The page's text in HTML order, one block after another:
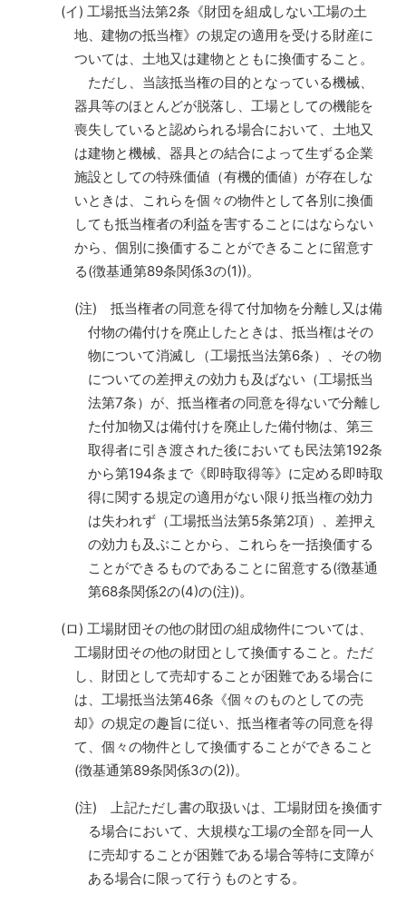
(イ) 工場抵当法第2条《財団を組成しない工場の土
地、建物の抵当権》の規定の適用を受ける財産に
ついては、土地又は建物とともに換価すること。
ただし、当該抵当権の目的となっている機械、
器具等のほとんどが脱落し、工場としての機能を
喪失していると認められる場合において、土地又
は建物と機械、器具との結合によって生ずる企業
施設としての特殊価値（有機的価値）が存在しな
いときは、これらを個々の物件として各別に換価
しても抵当権者の利益を害することにはならない
から、個別に換価することができることに留意す
る(徴基通第89条関係3の(1))。
(注) 抵当権者の同意を得て付加物を分離し又は備
付物の備付けを廃止したときは、抵当権はその
物について消滅し（工場抵当法第6条）、その物
についての差押えの効力も及ばない（工場抵当
法第7条）が、抵当権者の同意を得ないで分離し
た付加物又は備付けを廃止した備付物は、第三
取得者に引き渡された後においても民法第192条
から第194条まで《即時取得等》に定める即時取
得に関する規定の適用がない限り抵当権の効力
は失われず（工場抵当法第5条第2項）、差押え
の効力も及ぶことから、これらを一括換価する
ことができるものであることに留意する(徴基通
第68条関係2の(4)の(注))。
(ロ) 工場財団その他の財団の組成物件については、
工場財団その他の財団として換価すること。ただ
し、財団として売却することが困難である場合に
は、工場抵当法第46条《個々のものとしての売
却》の規定の趣旨に従い、抵当権者等の同意を得
て、個々の物件として換価することができること
(徴基通第89条関係3の(2))。
(注) 上記ただし書の取扱いは、工場財団を換価す
る場合において、大規模な工場の全部を同一人
に売却することが困難である場合等特に支障が
ある場合に限って行うものとする。